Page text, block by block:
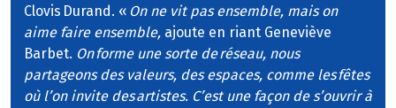
Clovis Durand. « On ne vit pas ensemble, mais on
aime faire ensemble, ajoute en riant Geneviève
Barbet. On forme une sorte de réseau, nous
partageons des valeurs, des espaces, comme les fêtes
où l’on invite des artistes. C’est une façon de s’ouvrir à